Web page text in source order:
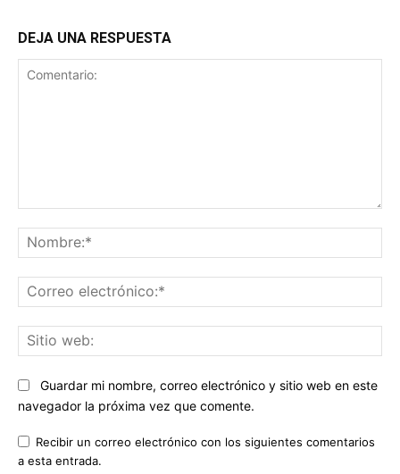
DEJA UNA RESPUESTA
Guardar mi nombre, correo electrónico y sitio web en este
navegador la próxima vez que comente.
Recibir un correo electrónico con los siguientes comentarios
a esta entrada.